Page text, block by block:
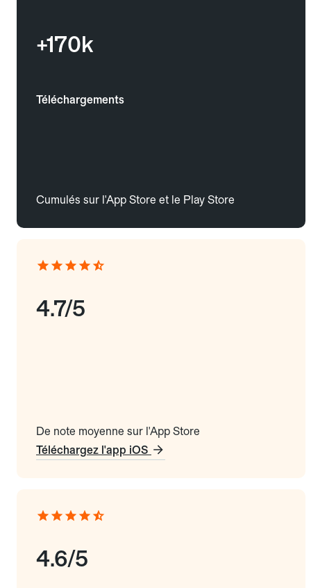
+170k
Téléchargements
Cumulés sur l'App Store et le Play Store
4.7/5
De note moyenne sur l'App Store
Téléchargez l'app iOS
4.6/5